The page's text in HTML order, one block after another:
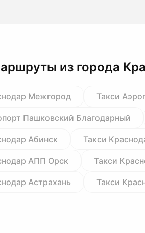
из города
Межгород Такси
Пашковский Благодарный
Абинск Такси
АПП Орск Такси
Астрахань Такси